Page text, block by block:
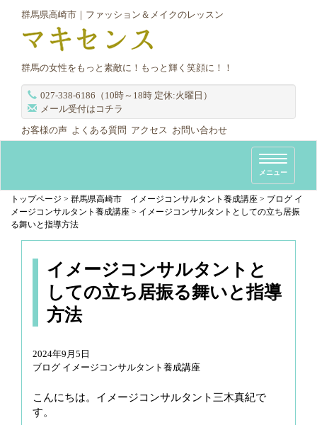
群馬県高崎市｜ファッション＆メイクのレッスン
群馬の女性をもっと素敵に！もっと輝く笑顔に！！
027-338-6186（10時～18時 定休:火曜日）
メール受付はコチラ
お客様の声 よくある質問 アクセス お問い合わせ
T
o
g
g
a
v
メニュー
トップページ > 群馬県高崎市 イメージコンサルタント養成講座 > ブログ イ
メージコンサルタント養成講座 > イメージコンサルタントとしての立ち居振
る舞いと指導方法
イメージコンサルタントと
しての立ち居振る舞いと指導
方法
2024年9月5日
ブログ イメージコンサルタント養成講座
こんにちは。イメージコンサルタント三木真紀で
す。